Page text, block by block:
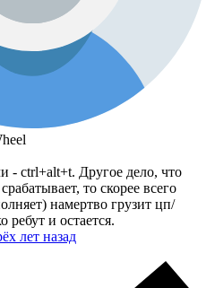
- ctrl+alt+t. Другое дело, что
то скорее всего
намертво грузит цп/
ребут и остается.
лет назад